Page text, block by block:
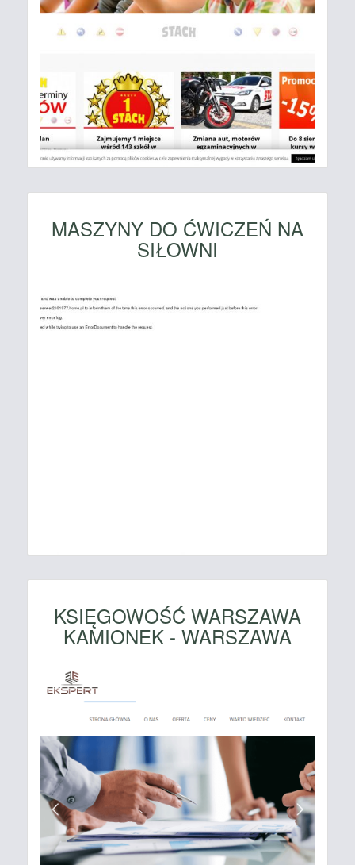
MASZYNY DO ĆWICZEŃ NA
SIŁOWNI
KSIĘGOWOŚĆ WARSZAWA
KAMIONEK - WARSZAWA